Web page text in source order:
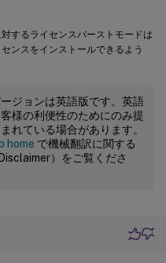
するライセンスバーストモードは
ンスをインストールできるよう
ジョンは英語版です。英語
様の利便性のためにのみ提
れている場合があります。
home で機械翻訳に関する
）をご覧くださ